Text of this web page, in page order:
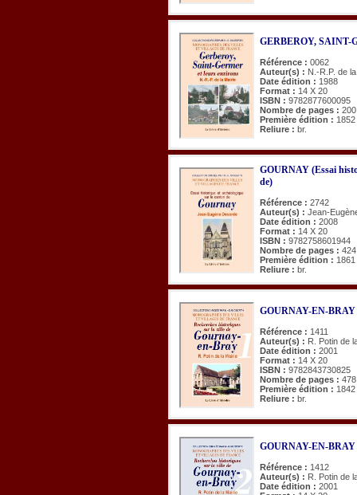
GERBEROY, SAINT-
Référence : 0062
Auteur(s) : N.-R.P. de
Date édition : 1988
Format : 14 X 20
ISBN : 9782877600095
Nombre de pages : 200
Première édition : 1852
Reliure : br.
GOURNAY (Essai
de)
Référence : 2742
Auteur(s) : Jean-
Date édition : 2008
Format : 14 X 20
ISBN : 9782758601944
Nombre de pages : 424
Première édition : 1861
Reliure : br.
GOURNAY-EN-BRAY
Référence : 1411
Auteur(s) : R. Potin de
Date édition : 2001
Format : 14 X 20
ISBN : 9782843730825
Nombre de pages : 478
Première édition : 1842
Reliure : br.
GOURNAY-EN-BRAY
Référence : 1412
Auteur(s) : R. Potin de
Date édition : 2001